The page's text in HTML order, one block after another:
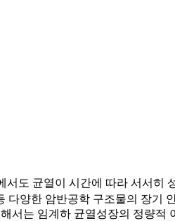
서도 균열이 시간에 따라 서서히
다양한 암반공학 구조물의 장기
서는 임계하 균열성장의 정량적